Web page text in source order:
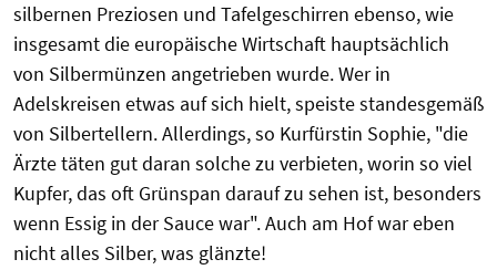
silbernen Preziosen und Tafelgeschirren ebenso, wie
insgesamt die europäische Wirtschaft hauptsächlich
von Silbermünzen angetrieben wurde. Wer in
Adelskreisen etwas auf sich hielt, speiste standesgemäß
von Silbertellern. Allerdings, so Kurfürstin Sophie, "die
Ärzte täten gut daran solche zu verbieten, worin so viel
Kupfer, das oft Grünspan darauf zu sehen ist, besonders
wenn Essig in der Sauce war". Auch am Hof war eben
nicht alles Silber, was glänzte!